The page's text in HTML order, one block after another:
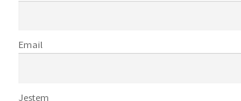
Email
Jestem